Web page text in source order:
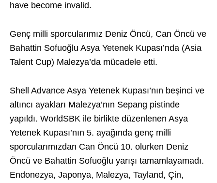
have become invalid.
Genç milli sporcularımız Deniz Öncü, Can Öncü ve
Bahattin Sofuoğlu Asya Yetenek Kupası’nda (Asia
Talent Cup) Malezya’da mücadele etti.
Shell Advance Asya Yetenek Kupası’nın beşinci ve
altıncı ayakları Malezya’nın Sepang pistinde
yapıldı. WorldSBK ile birlikte düzenlenen Asya
Yetenek Kupası’nın 5. ayağında genç milli
sporcularımızdan Can Öncü 10. olurken Deniz
Öncü ve Bahattin Sofuoğlu yarışı tamamlayamadı.
Endonezya, Japonya, Malezya, Tayland, Çin,